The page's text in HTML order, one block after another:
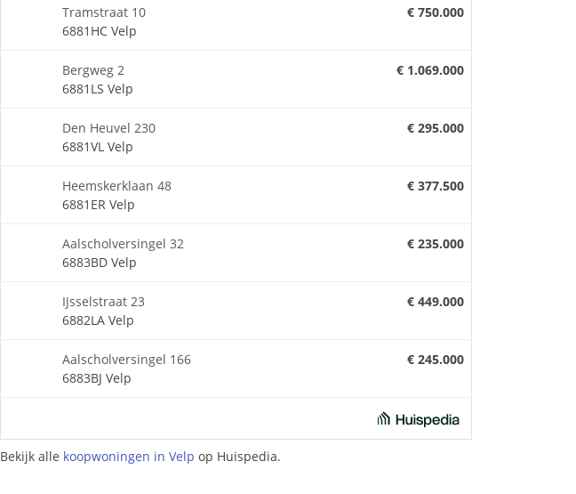
Tramstraat 10
6881HC Velp
€ 750.000
Bergweg 2
6881LS Velp
€ 1.069.000
Den Heuvel 230
6881VL Velp
€ 295.000
Heemskerklaan 48
6881ER Velp
€ 377.500
Aalscholversingel 32
6883BD Velp
€ 235.000
IJsselstraat 23
6882LA Velp
€ 449.000
Aalscholversingel 166
6883BJ Velp
€ 245.000
Bekijk alle koopwoningen in Velp op Huispedia.